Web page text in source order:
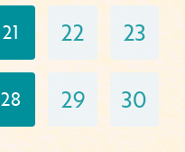
21 22 23
28 29 30